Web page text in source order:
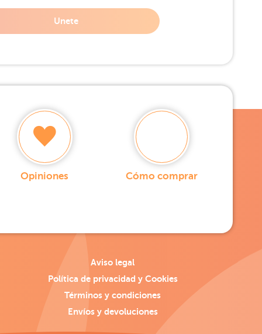
Unete
Opiniones Cómo comprar
Aviso legal
Política de privacidad y Cookies
Términos y condiciones
Envíos y devoluciones